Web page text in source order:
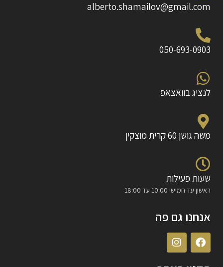
alberto.shamailov@gmail.com
050-693-0903
לנציג בוואצאפ
משה גושן 60 קרית מוצקין
שעות פעילות
ראשון עד חמישי 10:00 עד 18:00
אנחנו גם פה